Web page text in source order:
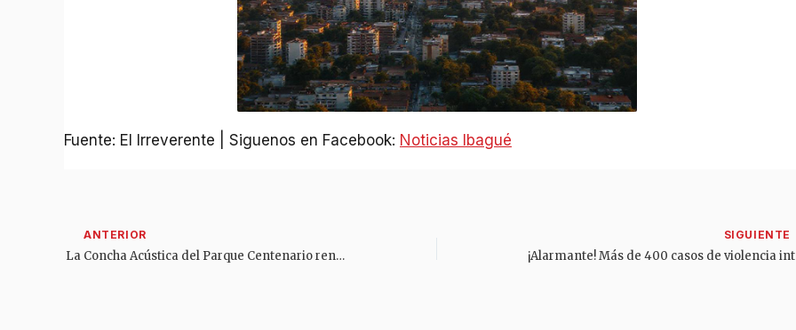
Fuente: El Irreverente | Siguenos en Facebook: Noticias Ibagué
La Concha Acústica del Parque Centenario renacerá antes del Festival Folclórico Colombiano